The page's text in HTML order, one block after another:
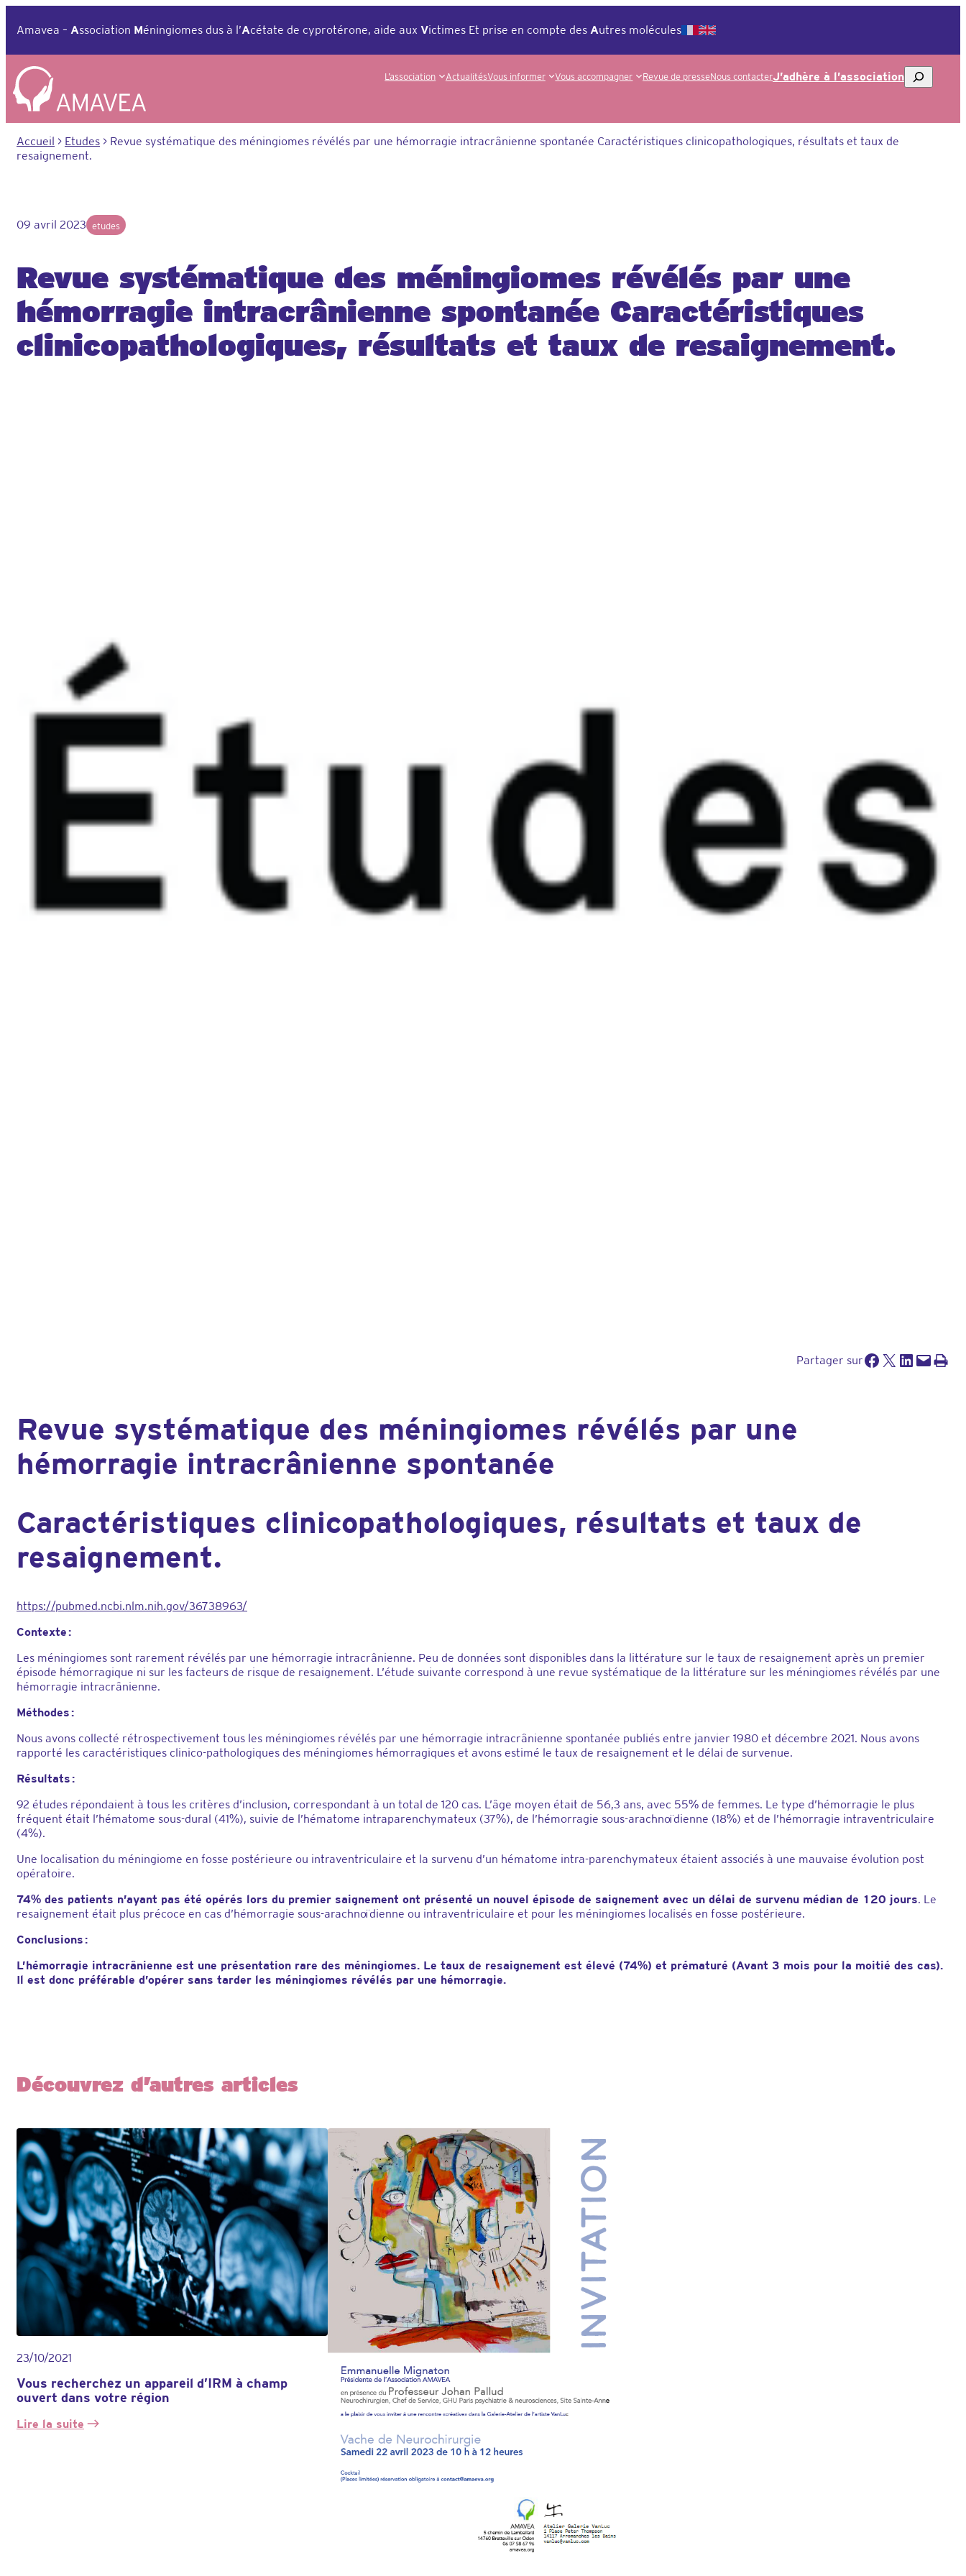
Amavea – Association Méningiomes dus à l’Acétate de cyprotérone, aide aux Victimes Et prise en compte des Autres molécules
L’association ActualitésVous informer Vous accompagner Revue de presseNous contacterJ’adhère à l’associationRechercher
Accueil > Etudes > Revue systématique des méningiomes révélés par une hémorragie intracrânienne spontanée Caractéristiques clinicopathologiques, résultats et taux de
resaignement.
09 avril 2023 etudes
Revue systématique des méningiomes révélés par une
hémorragie intracrânienne spontanée Caractéristiques
clinicopathologiques, résultats et taux de resaignement.
Partager surPartager sur Facebook
Partager sur X Partager sur LinkedIn
Envoyer cette page par e-mailImprimer cette
Revue systématique des méningiomes révélés par une
hémorragie intracrânienne spontanée
Caractéristiques clinicopathologiques, résultats et taux de
resaignement.
https://pubmed.ncbi.nlm.nih.gov/36738963/
Contexte :
Les méningiomes sont rarement révélés par une hémorragie intracrânienne. Peu de données sont disponibles dans la littérature sur le taux de resaignement après un premier
épisode hémorragique ni sur les facteurs de risque de resaignement. L’étude suivante correspond à une revue systématique de la littérature sur les méningiomes révélés par une
hémorragie intracrânienne.
Méthodes :
Nous avons collecté rétrospectivement tous les méningiomes révélés par une hémorragie intracrânienne spontanée publiés entre janvier 1980 et décembre 2021. Nous avons
rapporté les caractéristiques clinico-pathologiques des méningiomes hémorragiques et avons estimé le taux de resaignement et le délai de survenue.
Résultats :
92 études répondaient à tous les critères d’inclusion, correspondant à un total de 120 cas. L’âge moyen était de 56,3 ans, avec 55% de femmes. Le type d’hémorragie le plus
fréquent était l’hématome sous-dural (41%), suivie de l’hématome intraparenchymateux (37%), de l’hémorragie sous-arachnoïdienne (18%) et de l’hémorragie intraventriculaire
(4%).
Une localisation du méningiome en fosse postérieure ou intraventriculaire et la survenu d’un hématome intra-parenchymateux étaient associés à une mauvaise évolution post
opératoire.
74% des patients n’ayant pas été opérés lors du premier saignement ont présenté un nouvel épisode de saignement avec un délai de survenu médian de 120 jours. Le
resaignement était plus précoce en cas d’hémorragie sous-arachnoïdienne ou intraventriculaire et pour les méningiomes localisés en fosse postérieure.
Conclusions :
L’hémorragie intracrânienne est une présentation rare des méningiomes. Le taux de resaignement est élevé (74%) et prématuré (Avant 3 mois pour la moitié des cas).
Il est donc préférable d’opérer sans tarder les méningiomes révélés par une hémorragie.
Découvrez d’autres articles
23/10/2021
Vous recherchez un appareil d’IRM à champ
ouvert dans votre région
Lire la suite
: